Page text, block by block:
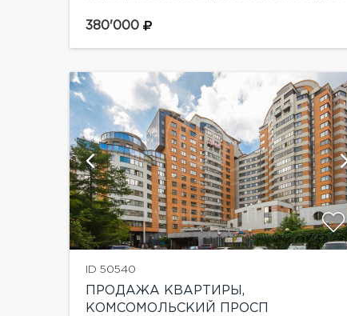
косметический ремонт. Функциональной
380'000
ID 50540
ПРОДАЖА КВАРТИРЫ,
КОМСОМОЛЬСКИЙ ПРОСП
показать ещё 33 фотографии